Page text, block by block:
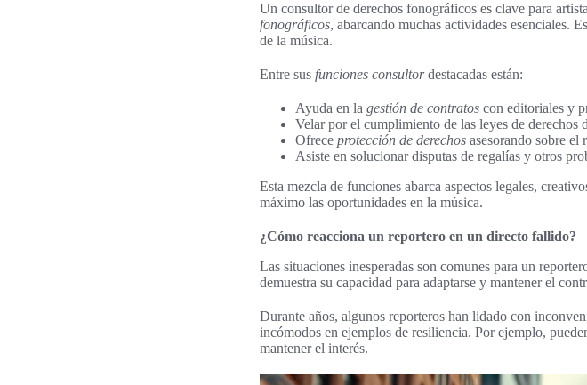
Un consultor de derechos fonográficos es clave para
fonográficos, abarcando muchas actividades esenciales.
de la música.
Entre sus funciones consultordestacadas están:
Ayuda en la gestión de contratos con editoriales y
Velar por el cumplimiento de las leyes de derechos
Ofrece protección de derechos asesorando sobre el
Asiste en solucionar disputas de regalías y otros
Esta mezcla de funciones abarca aspectos legales,
máximo las oportunidades en la música.
¿Cómo reacciona un reportero en un directo fallido?
Las situaciones inesperadas son comunes para un
demuestra su capacidad para adaptarse y mantener el
Durante años, algunos reporteros han lidado con
incómodos en ejemplos de resiliencia. Por ejemplo,
mantener el interés.